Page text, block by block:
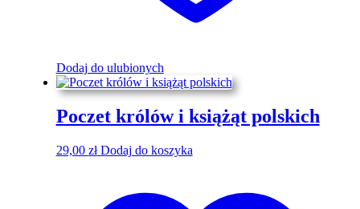
Dodaj do ulubionych
Poczet królów i książąt polskich
29,00 zł Dodaj do koszyka